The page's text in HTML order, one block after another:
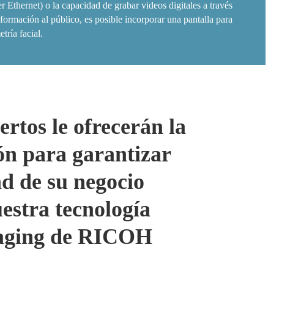
Ethernet) o la capacidad de grabar videos digitales a través
al público, es posible incorporar una pantalla para
facial.
le ofrecerán la
para garantizar
de su negocio
tecnología
de RICOH